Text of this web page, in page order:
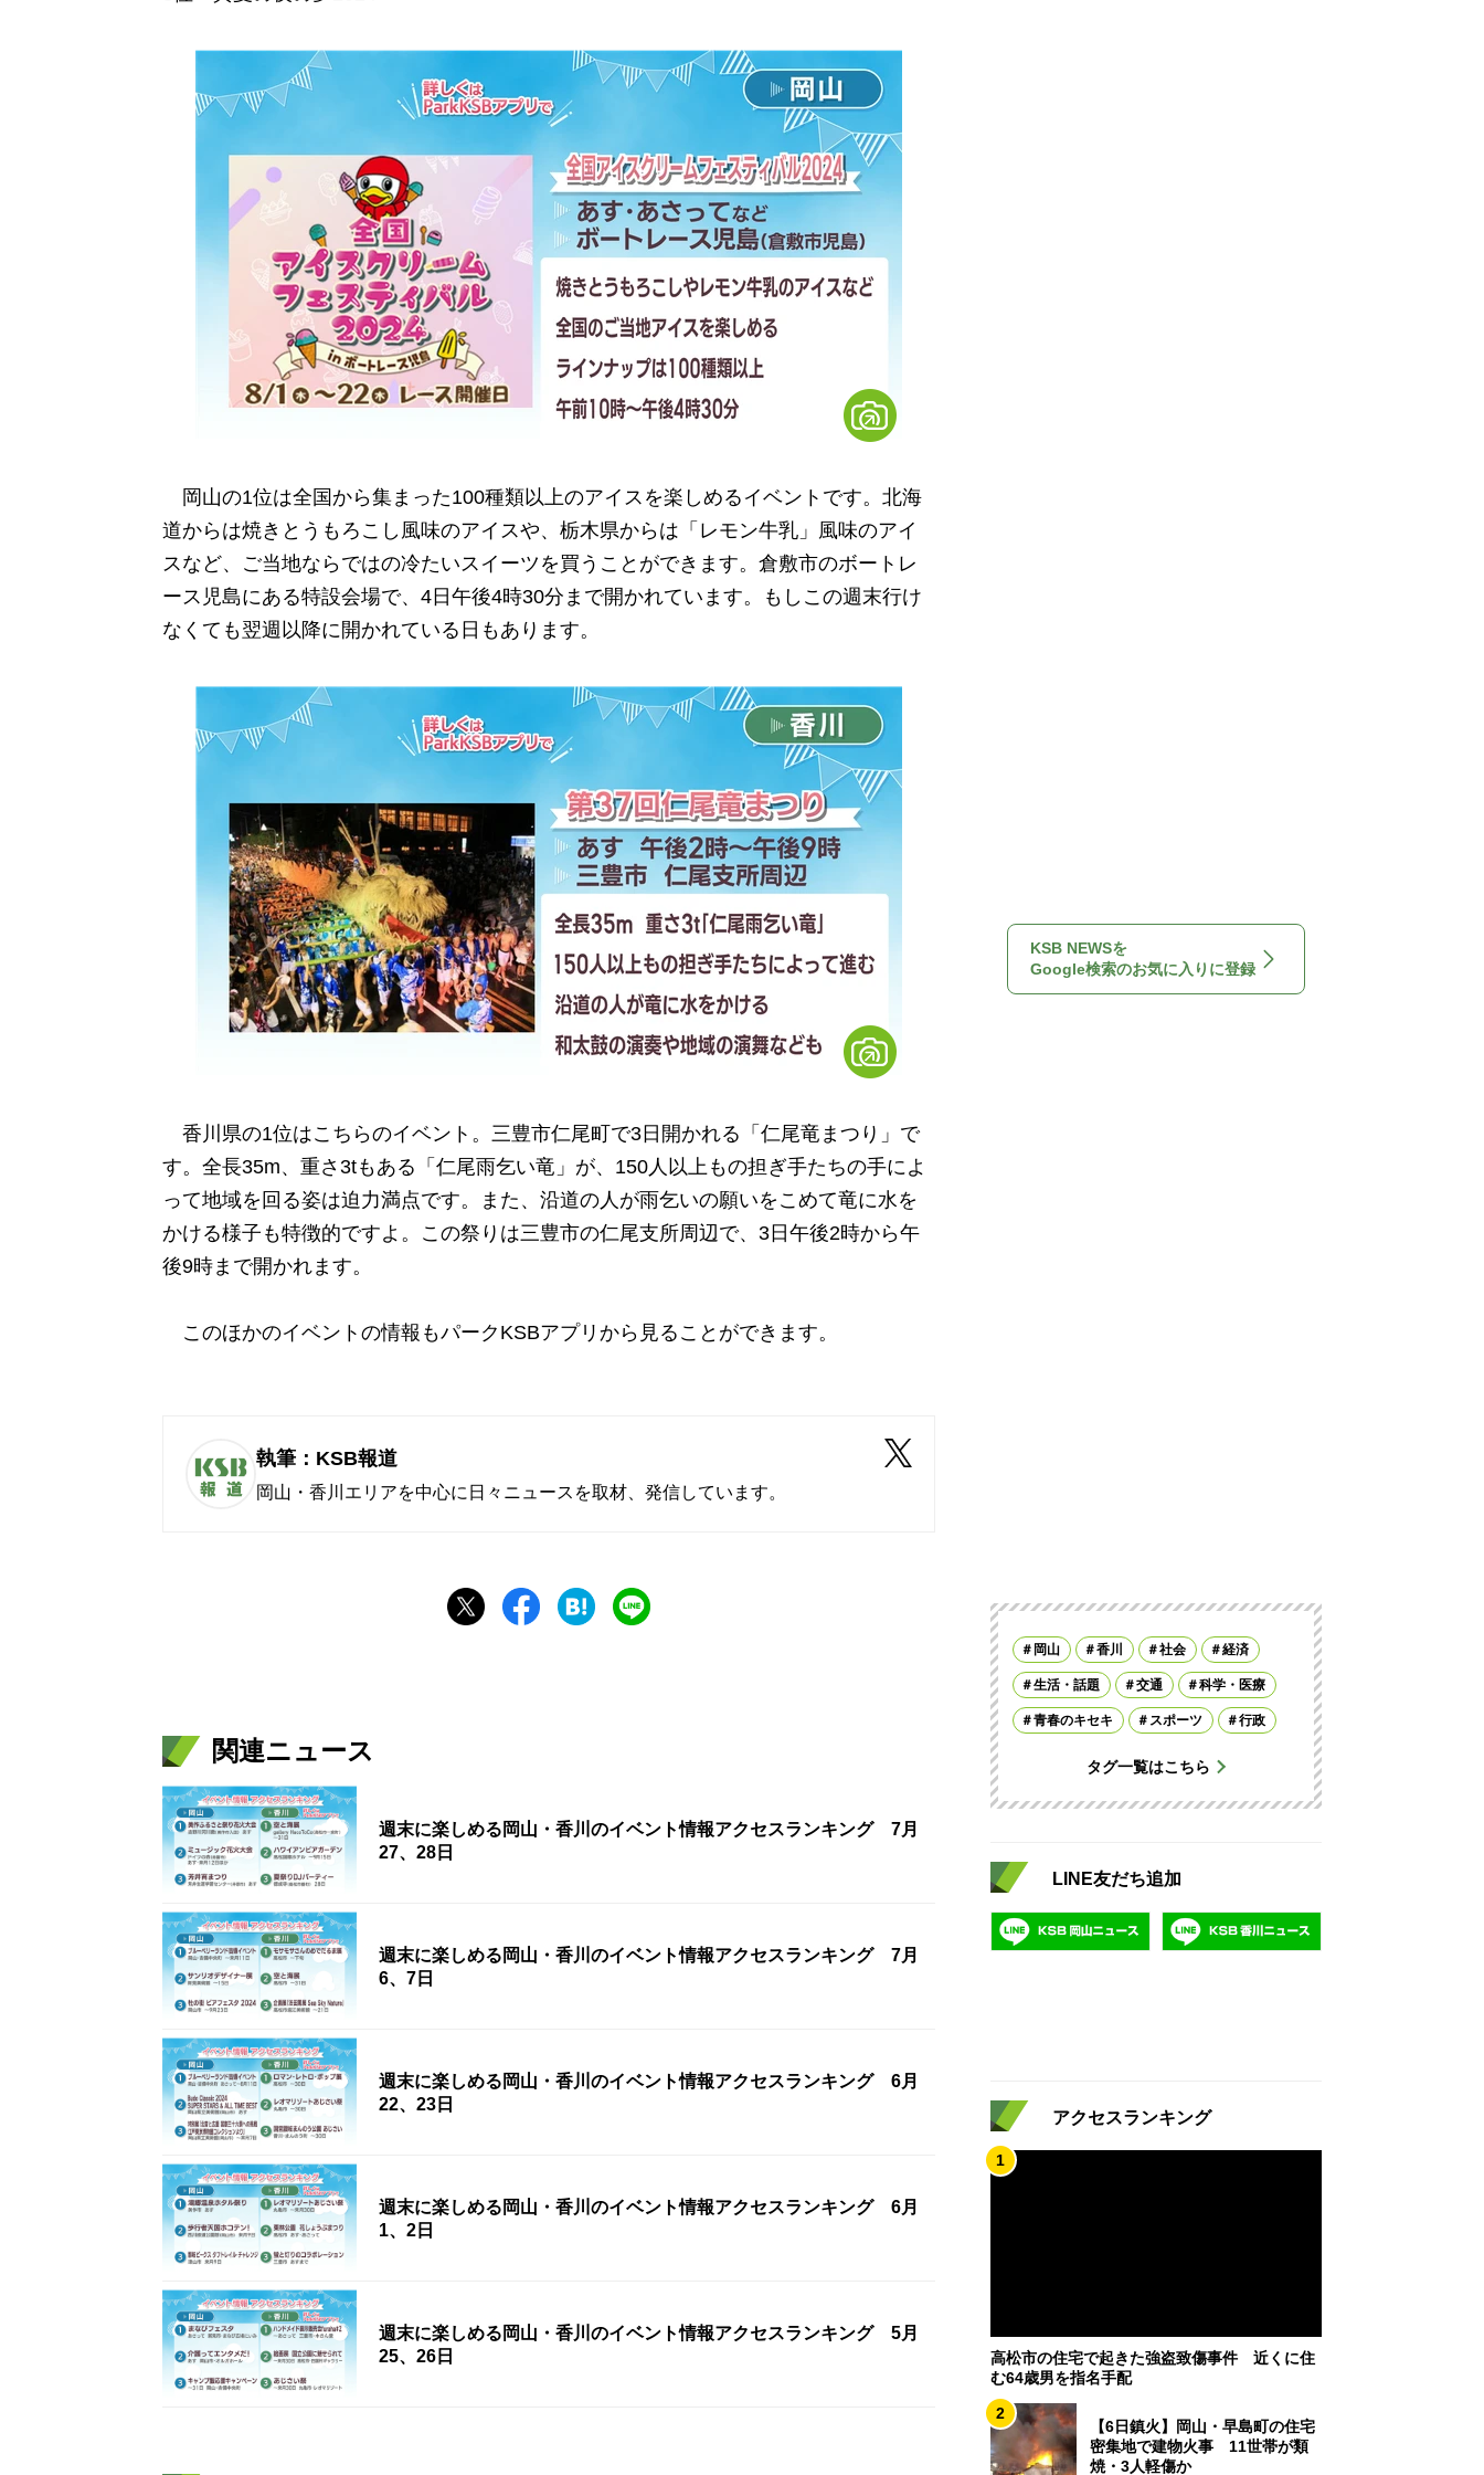
岡山の1位は全国から集まった100種類以上のアイスを楽しめるイベントです。北海
道からは焼きとうもろこし風味のアイスや、栃木県からは「レモン牛乳」風味のアイ
スなど、ご当地ならではの冷たいスイーツを買うことができます。倉敷市のボートレ
ース児島にある特設会場で、4日午後4時30分まで開かれています。もしこの週末行け
なくても翌週以降に開かれている日もあります。
香川県の1位はこちらのイベント。三豊市仁尾町で3日開かれる「仁尾竜まつり」で
す。全長35m、重さ3tもある「仁尾雨乞い竜」が、150人以上もの担ぎ手たちの手によ
って地域を回る姿は迫力満点です。また、沿道の人が雨乞いの願いをこめて竜に水を
かける様子も特徴的ですよ。この祭りは三豊市の仁尾支所周辺で、3日午後2時から午
後9時まで開かれます。
このほかのイベントの情報もパークKSBアプリから見ることができます。
執筆：KSB報道
岡山・香川エリアを中心に日々ニュースを取材、発信しています。
関連ニュース
週末に楽しめる岡山・香川のイベント情報アクセスランキング 7月
27、28日
週末に楽しめる岡山・香川のイベント情報アクセスランキング 7月
6、7日
週末に楽しめる岡山・香川のイベント情報アクセスランキング 6月
22、23日
週末に楽しめる岡山・香川のイベント情報アクセスランキング 6月
1、2日
週末に楽しめる岡山・香川のイベント情報アクセスランキング 5月
25、26日
KSB NEWSを
Google検索のお気に入りに登録
岡山 香川 社会 経済
生活・話題 交通 科学・医療
青春のキセキ スポーツ 行政
タグ一覧はこちら
LINE友だち追加
アクセスランキング
1
高松市の住宅で起きた強盗致傷事件 近くに住
む64歳男を指名手配
2
【6日鎮火】岡山・早島町の住宅
密集地で建物火事 11世帯が類
焼・3人軽傷か